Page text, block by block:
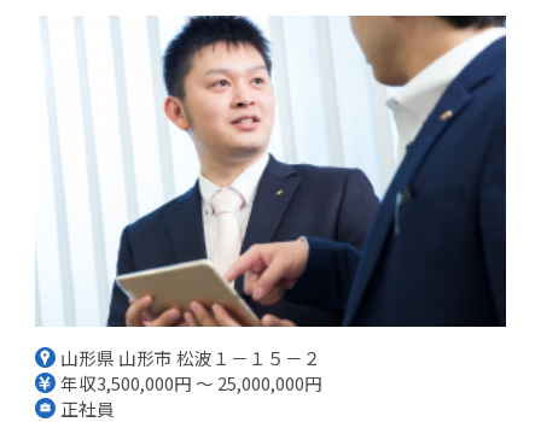
山形県 山形市 松波１－１５－２
年収3,500,000円 ～ 25,000,000円
正社員